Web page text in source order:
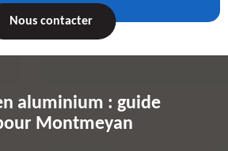
Nous contacter
aluminium : guide
Montmeyan